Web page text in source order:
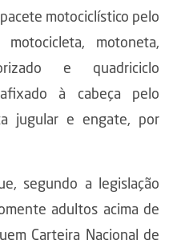
motociclístico pelo
motoneta,
e quadriciclo
à cabeça pelo
jugular e engate, por
segundo a legislação
adultos acima de
Carteira Nacional de